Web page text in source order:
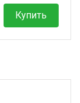
Купить